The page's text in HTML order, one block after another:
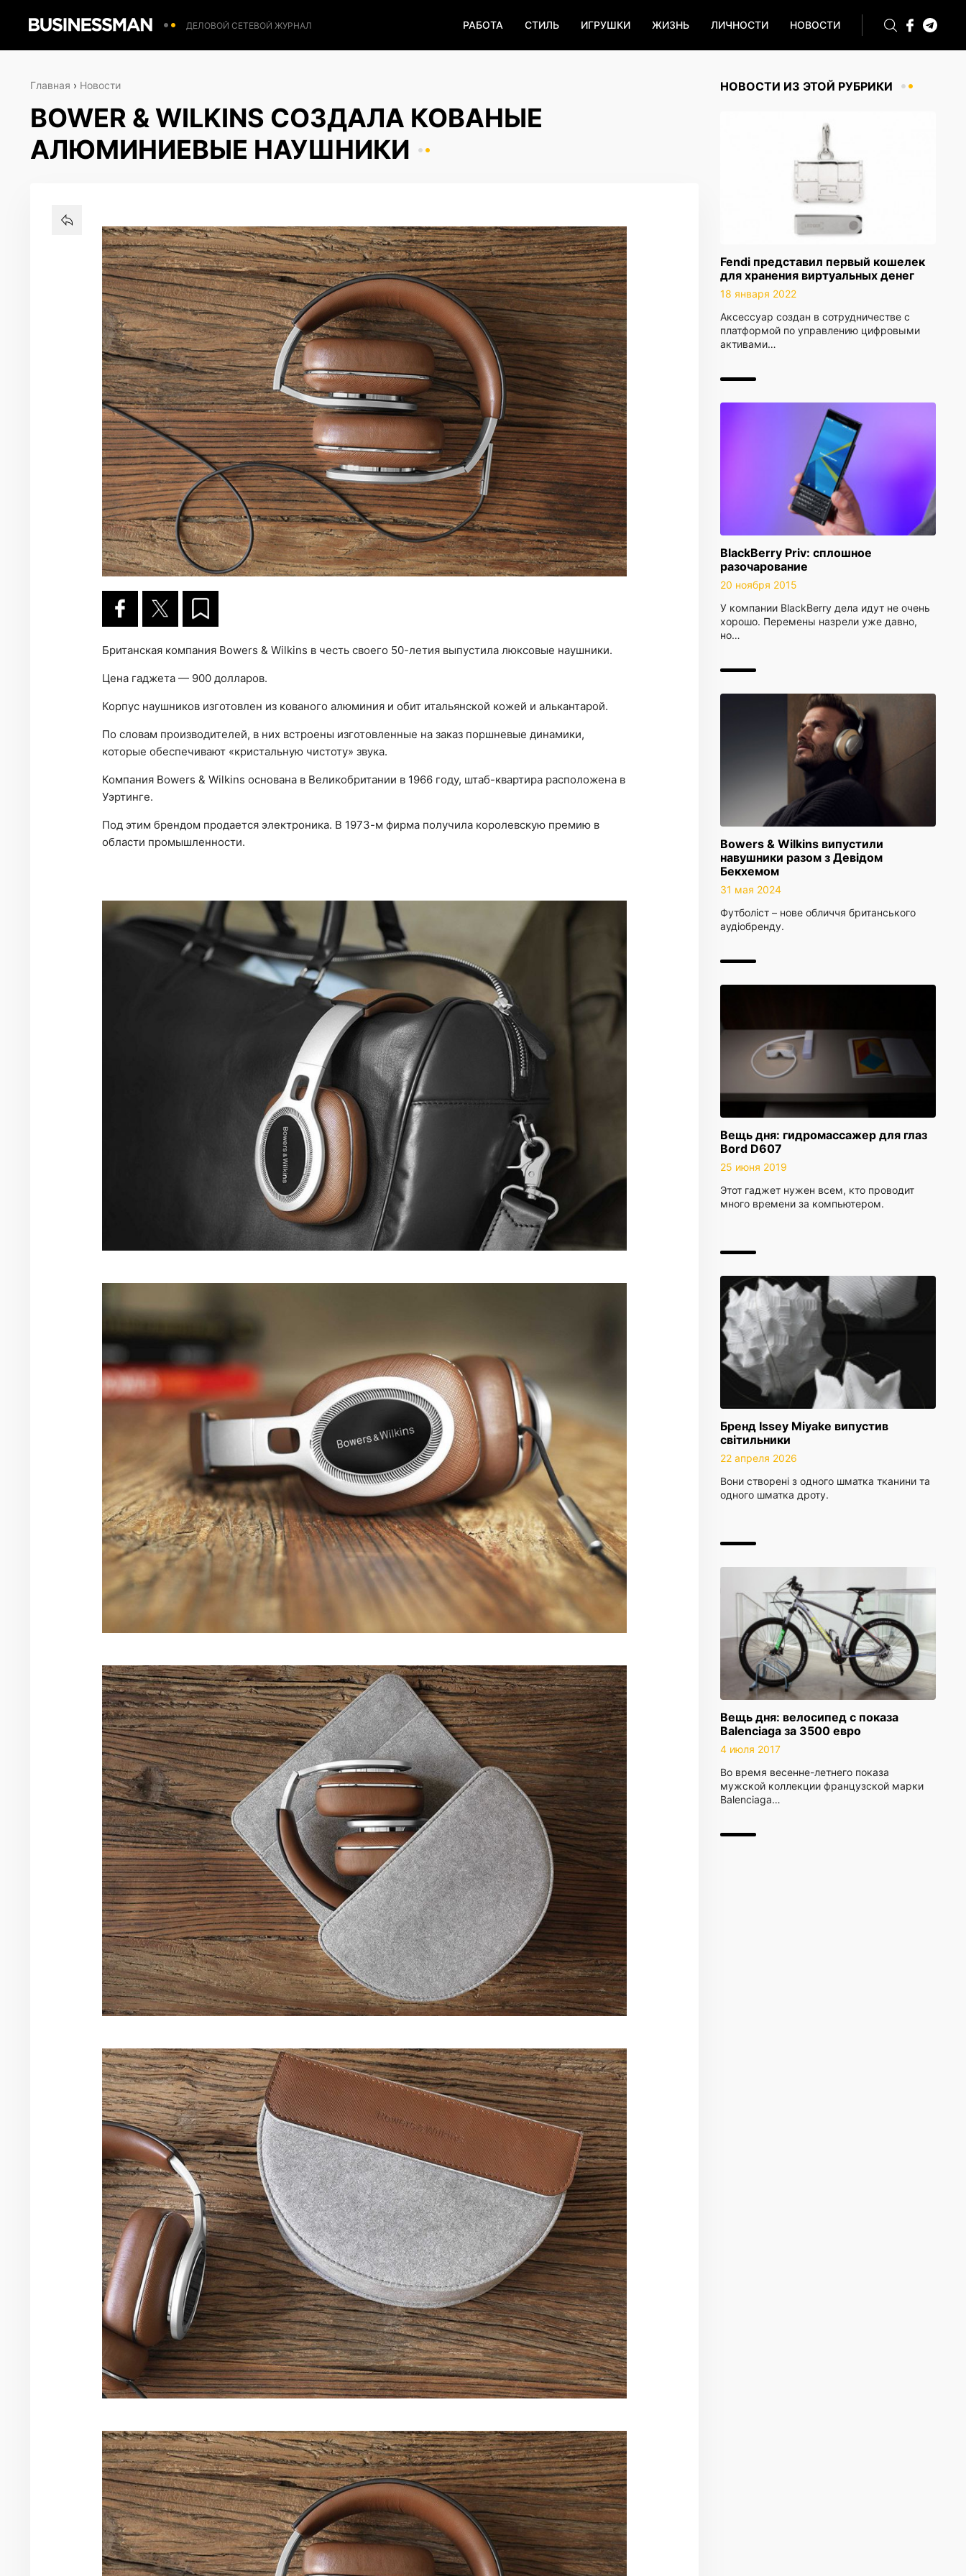
ДЕЛОВОЙ СЕТЕВОЙ ЖУРНАЛ РАБОТА СТИЛЬ ИГРУШКИ ЖИЗНЬ ЛИЧНОСТИ НОВОСТИ
НОВОСТИ ИЗ ЭТОЙ РУБРИКИ
Fendi представил первый кошелек
для хранения виртуальных денег
18 января 2022
Аксессуар создан в сотрудничестве с
платформой по управлению цифровыми
активами…
BlackBerry Priv: сплошное
разочарование
20 ноября 2015
У компании BlackBerry дела идут не очень
хорошо. Перемены назрели уже давно,
но…
Bowers & Wilkins випустили
навушники разом з Девідом
Бекхемом
31 мая 2024
Футболіст – нове обличчя британського
аудіобренду.
Вещь дня: гидромассажер для глаз
Bord D607
25 июня 2019
Этот гаджет нужен всем, кто проводит
много времени за компьютером.
Бренд Issey Miyake випустив
світильники
22 апреля 2026
Вони створені з одного шматка тканини та
одного шматка дроту.
Вещь дня: велосипед c показа
Balenciaga за 3500 евро
4 июля 2017
Во время весенне-летнего показа
мужской коллекции французской марки
Balenciaga…
Главная › Новости
BOWER & WILKINS СОЗДАЛА КОВАНЫЕ
АЛЮМИНИЕВЫЕ НАУШНИКИ
Британская компания Bowers & Wilkins в честь своего 50-летия выпустила люксовые наушники.
Цена гаджета — 900 долларов.
Корпус наушников изготовлен из кованого алюминия и обит итальянской кожей и алькантарой.
По словам производителей, в них встроены изготовленные на заказ поршневые динамики,
которые обеспечивают «кристальную чистоту» звука.
Компания Bowers & Wilkins основана в Великобритании в 1966 году, штаб-квартира расположена в
Уэртинге.
Под этим брендом продается электроника. В 1973-м фирма получила королевскую премию в
области промышленности.